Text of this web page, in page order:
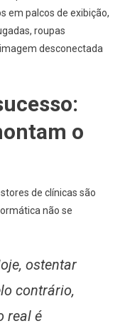
em palcos de exibição,
roupas
desconectada
o
de clínicas são
não se
ostentar
contrário,
real é